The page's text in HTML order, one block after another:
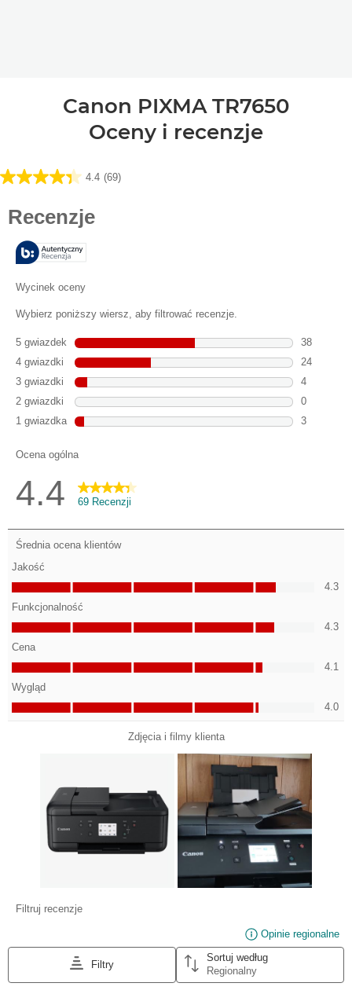
Canon PIXMA TR7650
Oceny i recenzje
4.4 (69)
4.4
Recenzji